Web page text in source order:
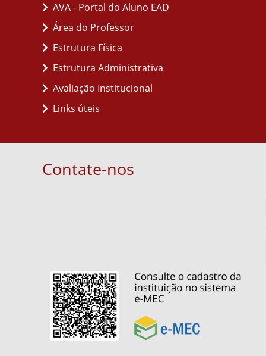
AVA - Portal do Aluno EAD
Área do Professor
Estrutura Física
Estrutura Administrativa
Avaliação Institucional
Links úteis
Contate-nos